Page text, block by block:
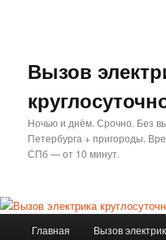
Вызов
Ночью и днём. Срочно. Без
Петербурга + пригороды.
СПб — от 10 минут.
Главная Вызов